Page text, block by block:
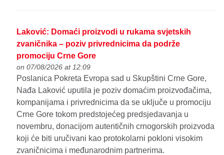
Laković: Domaći proizvodi u rukama svjetskih
zvaničnika – poziv privrednicima da podrže
promociju Crne Gore
on 07/08/2026 at 12:09
Poslanica Pokreta Evropa sad u Skupštini Crne Gore,
Nađa Laković uputila je poziv domaćim proizvođačima,
kompanijama i privrednicima da se uključe u promociju
Crne Gore tokom predstojećeg predsjedavanja u
novembru, donacijom autentičnih crnogorskih proizvoda
koji će biti uručivani kao protokolarni pokloni visokim
zvaničnicima i međunarodnim partnerima.